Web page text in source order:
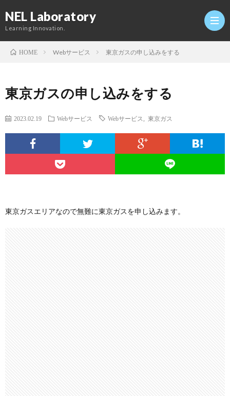
NEL Laboratory
Learning Innovation.
究
HOME Webサービス 東京ガスの申し込みをする
東京ガスの申し込みをする
2023.02.19 Webサービス Webサービス 東京ガス
東京ガスエリアなので無難に東京ガスを申し込みます。